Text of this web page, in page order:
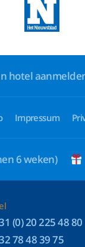
hotel
Impressum
6 weken)
(0) 20 225 48 80
78 48 39 75